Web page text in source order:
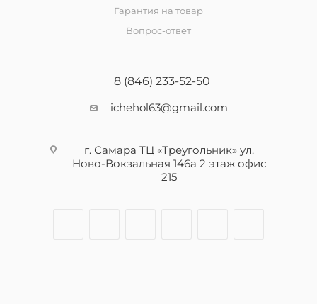
Гарантия на товар
Вопрос-ответ
8 (846) 233-52-50
ichehol63@gmail.com
г. Самара ТЦ «Треугольник» ул.
Ново-Вокзальная 146а 2 этаж офис
215